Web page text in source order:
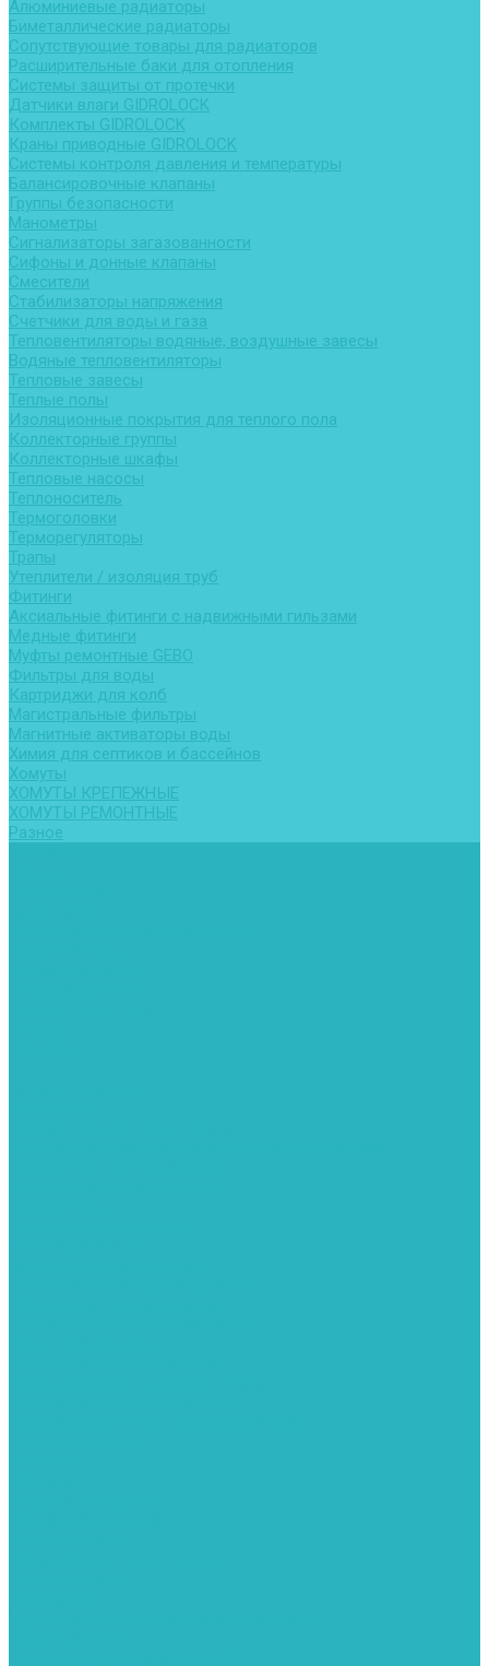
Алюминиевые радиаторы
Биметаллические радиаторы
Сопутствующие товары для радиаторов
Расширительные баки для отопления
Системы защиты от протечки
Датчики влаги GIDROLOCK
Комплекты GIDROLOCK
Краны приводные GIDROLOCK
Системы контроля давления и температуры
Балансировочные клапаны
Группы безопасности
Манометры
Сигнализаторы загазованности
Сифоны и донные клапаны
Смесители
Стабилизаторы напряжения
Счетчики для воды и газа
Тепловентиляторы водяные, воздушные завесы
Водяные тепловентиляторы
Тепловые завесы
Теплые полы
Изоляционные покрытия для теплого пола
Коллекторные группы
Коллекторные шкафы
Тепловые насосы
Теплоноситель
Термоголовки
Терморегуляторы
Трапы
Утеплители / изоляция труб
Фитинги
Аксиальные фитинги с надвижными гильзами
Медные фитинги
Муфты ремонтные GEBO
Фильтры для воды
Картриджи для колб
Магистральные фильтры
Магнитные активаторы воды
Химия для септиков и бассейнов
Хомуты
ХОМУТЫ КРЕПЕЖНЫЕ
ХОМУТЫ РЕМОНТНЫЕ
Разное